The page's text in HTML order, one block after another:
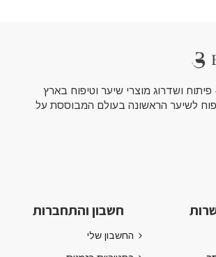
- פיתוח ושדרוג מוצרי שיער וטיפוח בארץ
לשיער הראשונה בעולם המבוססת על
חשבון והתחברות
החשבון שלי